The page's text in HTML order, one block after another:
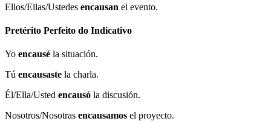
Ellos/Ellas/Ustedes encausan el evento.
Pretérito Perfeito do Indicativo
Yo encausé la situación.
Tú encausaste la charla.
Él/Ella/Usted encausó la discusión.
Nosotros/Nosotras encausamos el proyecto.